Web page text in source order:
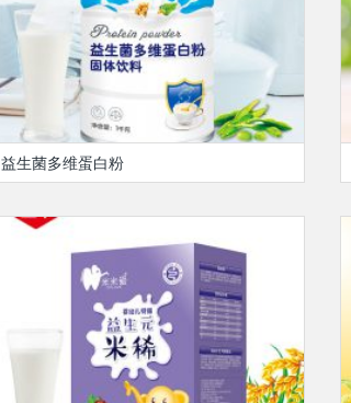
益生菌多维蛋白粉